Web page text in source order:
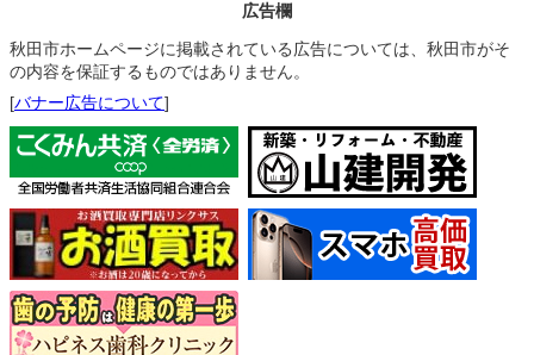
広告欄
秋田市ホームページに掲載されている広告については、秋田市がそ
の内容を保証するものではありません。
[バナー広告について]